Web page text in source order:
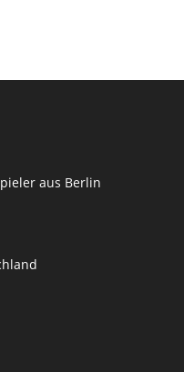
aus Berlin